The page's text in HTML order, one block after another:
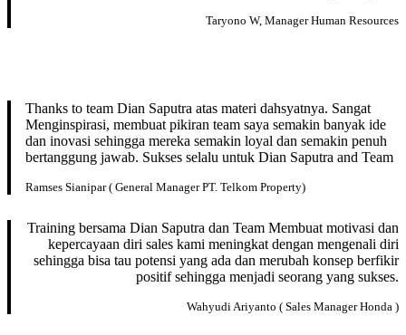
Taryono W, Manager Human Resources
Thanks to team Dian Saputra atas materi dahsyatnya. Sangat
Menginspirasi, membuat pikiran team saya semakin banyak ide
dan inovasi sehingga mereka semakin loyal dan semakin penuh
bertanggung jawab. Sukses selalu untuk Dian Saputra and Team
Ramses Sianipar ( General Manager PT. Telkom Property)
Training bersama Dian Saputra dan Team Membuat motivasi dan
kepercayaan diri sales kami meningkat dengan mengenali diri
sehingga bisa tau potensi yang ada dan merubah konsep berfikir
positif sehingga menjadi seorang yang sukses.
Wahyudi Ariyanto ( Sales Manager Honda )